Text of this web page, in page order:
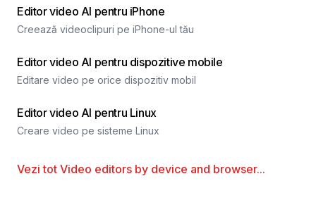
Editor video AI pentru iPhone
Creează videoclipuri pe iPhone-ul tău
Editor video AI pentru dispozitive mobile
Editare video pe orice dispozitiv mobil
Editor video AI pentru Linux
Creare video pe sisteme Linux
Vezi tot Video editors by device and browser...